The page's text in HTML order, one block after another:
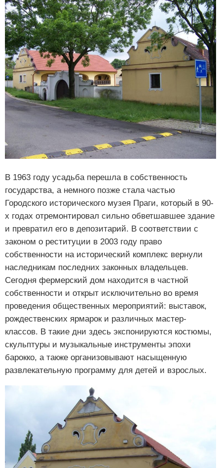
В 1963 году усадьба перешла в собственность
государства, а немного позже стала частью
Городского исторического музея Праги, который в 90-
х годах отремонтировал сильно обветшавшее здание
и превратил его в депозитарий. В соответствии с
законом о реституции в 2003 году право
собственности на исторический комплекс вернули
наследникам последних законных владельцев.
Сегодня фермерский дом находится в частной
собственности и открыт исключительно во время
проведения общественных мероприятий: выставок,
рождественских ярмарок и различных мастер-
классов. В такие дни здесь экспонируются костюмы,
скульптуры и музыкальные инструменты эпохи
барокко, а также организовывают насыщенную
развлекательную программу для детей и взрослых.